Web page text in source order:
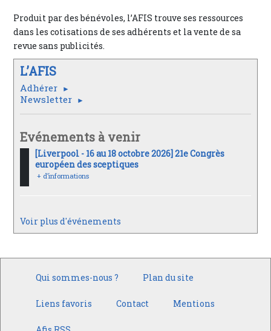
Produit par des bénévoles, l’AFIS trouve ses ressources
dans les cotisations de ses adhérents et la vente de sa
revue sans publicités.
L’AFIS
Adhérer
Newsletter
Evénements à venir
[Liverpool - 16 au 18 octobre 2026] 21e Congrès
européen des sceptiques
+ d’informations
Voir plus d'événements
Qui sommes-nous ? Plan du site
Liens favoris Contact Mentions